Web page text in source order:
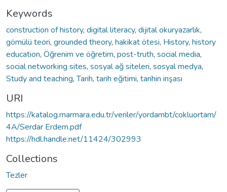
Keywords
construction of history, digital literacy, dijital okuryazarlık,
gömülü teori, grounded theory, hakikat ötesi, History, history
education, Öğrenim ve öğretim, post-truth, social media,
social networking sites, sosyal ağ siteleri, sosyal medya,
Study and teaching,Tarih, tarih eğitimi, tarihin inşası
URI
https://katalog.marmara.edu.tr/veriler/yordambt/cokluortam/
4A/Serdar Erdem.pdf
https://hdl.handle.net/11424/302993
Collections
Tezler